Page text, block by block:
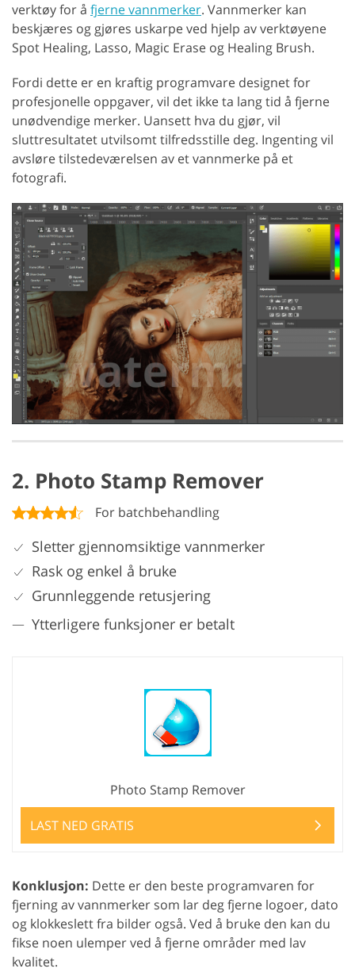
verktøy for å fjerne vannmerker. Vannmerker kan
beskjæres og gjøres uskarpe ved hjelp av verktøyene
Spot Healing, Lasso, Magic Erase og Healing Brush.
Fordi dette er en kraftig programvare designet for
profesjonelle oppgaver, vil det ikke ta lang tid å fjerne
unødvendige merker. Uansett hva du gjør, vil
sluttresultatet utvilsomt tilfredsstille deg. Ingenting vil
avsløre tilstedeværelsen av et vannmerke på et
fotografi.
2. Photo Stamp Remover
For batchbehandling
Sletter gjennomsiktige vannmerker
Rask og enkel å bruke
Grunnleggende retusjering
Ytterligere funksjoner er betalt
Photo Stamp Remover
LAST NED GRATIS
Konklusjon: Dette er den beste programvaren for
fjerning av vannmerker som lar deg fjerne logoer, dato
og klokkeslett fra bilder også. Ved å bruke den kan du
fikse noen ulemper ved å fjerne områder med lav
kvalitet.